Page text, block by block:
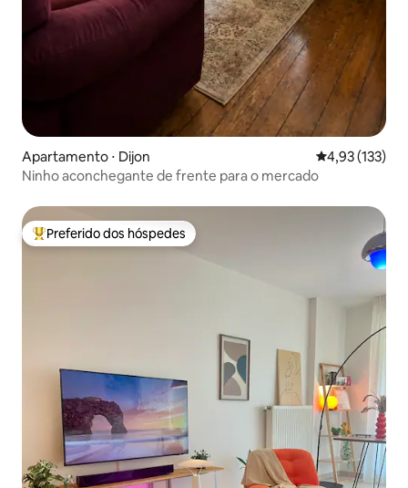
Apartamento ⋅ Dijon 4,93 de uma
4,93 (133)
Ninho aconchegante de frente para o mercado
Entre os melhores preferidos dos hóspedes
Preferido dos hóspedes